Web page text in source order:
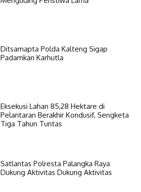
Ditsamapta Polda Kalteng Sigap
Padamkan Karhutla
Eksekusi Lahan 85,28 Hektare di
Pelantaran Berakhir Kondusif, Sengketa
Tiga Tahun Tuntas
Satlantas Polresta Palangka Raya
Dukung Aktivitas Dukung Aktivitas